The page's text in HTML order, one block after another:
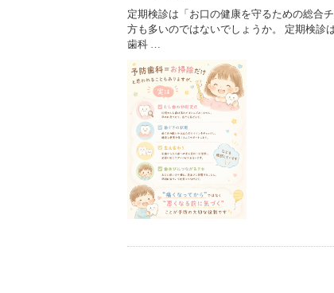
定期検診は「お口の健康を守るための総合
方も多いのではないでしょうか。 定期検診
歯科 …